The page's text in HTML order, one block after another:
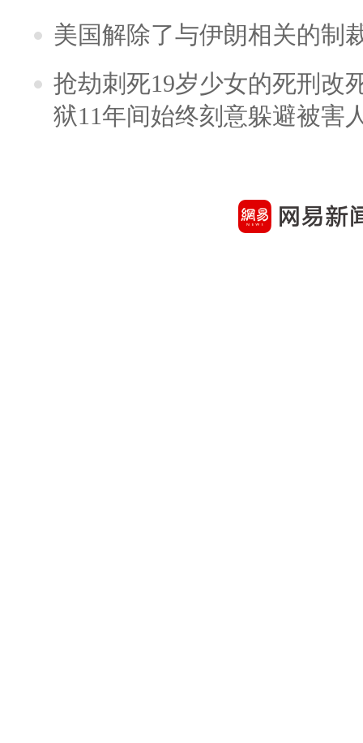
美国解除了与伊朗相关的制
抢劫刺死19岁少女的死刑改
狱11年间始终刻意躲避被害